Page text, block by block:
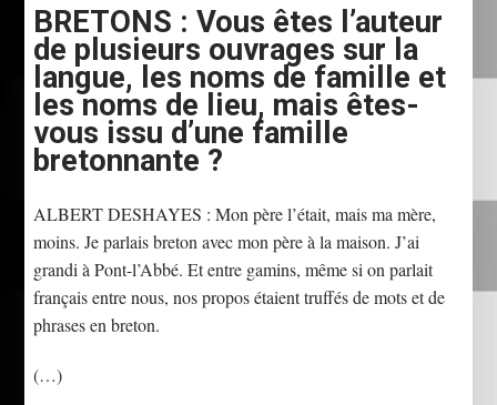
BRETONS : Vous êtes l’auteur
de plusieurs ouvrages sur la
langue, les noms de famille et
les noms de lieu, mais êtes-
vous issu d’une famille
bretonnante ?
ALBERT DESHAYES : Mon père l’était, mais ma mère,
moins. Je parlais breton avec mon père à la maison. J’ai
grandi à Pont-l’Abbé. Et entre gamins, même si on par­lait
français entre nous, nos pro­pos étaient truffés de mots et de
phrases en breton.
(…)